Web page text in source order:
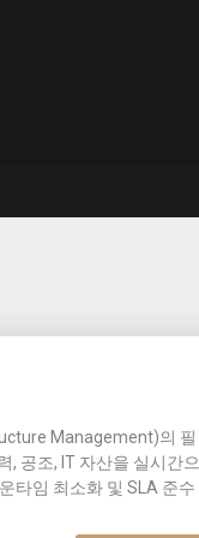
Management)의 필
, 공조, IT 자산을 실시간으
타임 최소화 및 SLA 준수